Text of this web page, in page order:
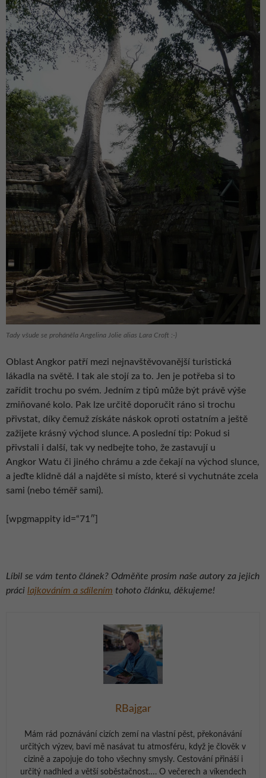
Tady všude se proháněla Angelina Jolie alias Lara Croft :-)
Oblast Angkor patří mezi nejnavštěvovanější turistická
lákadla na světě. I tak ale stojí za to. Jen je potřeba si to
zařídit trochu po svém. Jedním z tipů může být právě výše
zmiňované kolo. Pak lze určitě doporučit ráno si trochu
přivstat, díky čemuž získáte náskok oproti ostatním a ještě
zažijete krásný východ slunce. A poslední tip: Pokud si
přivstali i další, tak vy nedbejte toho, že zastavují u
Angkor Watu či jiného chrámu a zde čekají na východ slunce,
a jeďte klidně dál a najděte si místo, které si vychutnáte zcela
sami (nebo téměř sami).
[wpgmappity id=“71″]
Líbil se vám tento článek? Odměňte prosím naše autory za jejich
práci lajkováním a sdílením tohoto článku, děkujeme!
RBajgar
Mám rád poznávání cizích zemí na vlastní pěst, překonávání
určitých výzev, baví mě nasávat tu atmosféru, když je člověk v
cizině a zapojuje do toho všechny smysly. Cestování přináší i
určitý nadhled a větší soběstačnost…. O večerech a víkendech